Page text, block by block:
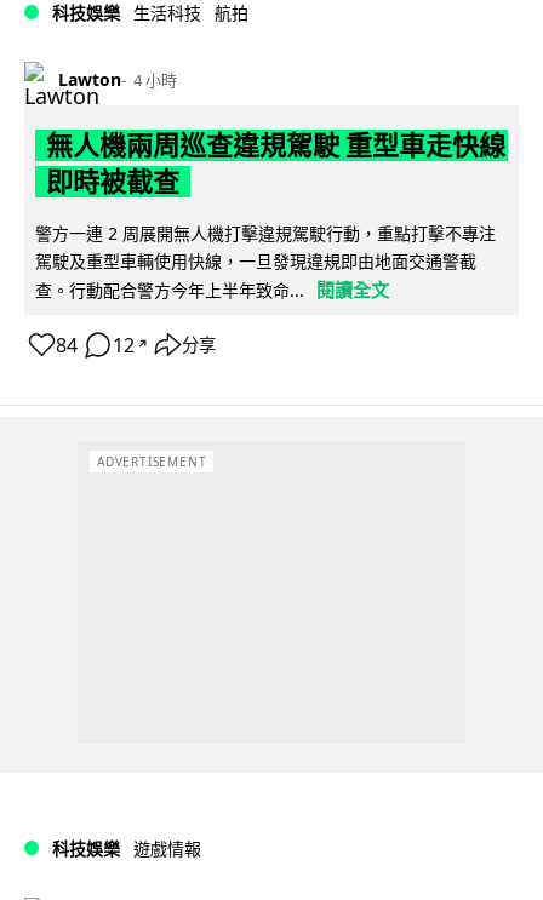
科技娛樂 生活科技 航拍
Lawton 4 小時
無人機兩周巡查違規駕駛 重型車走快線
即時被截查
警方一連 2 周展開無人機打擊違規駕駛行動，重點打擊不專注
駕駛及重型車輛使用快線，一旦發現違規即由地面交通警截
查。行動配合警方今年上半年致命...
閱讀全文
84 12 ↗ 分享
ADVERTISEMENT
科技娛樂 遊戲情報